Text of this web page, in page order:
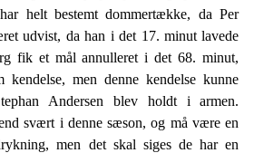
helt bestemt dommertække, da Per
udvist, da han i det 17. minut lavede
fik et mål annulleret i det 68. minut,
men denne kendelse kunne
Andersen blev holdt i armen.
svært i denne sæson, og må være en
men det skal siges de har en